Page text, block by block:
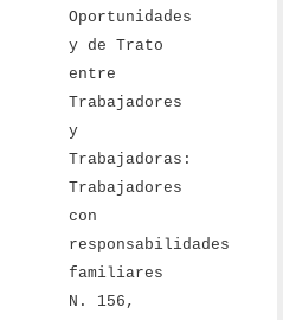
Oportunidades
y de Trato
entre
Trabajadores
y
Trabajadoras:
Trabajadores
con
responsabilidades
familiares
N. 156,